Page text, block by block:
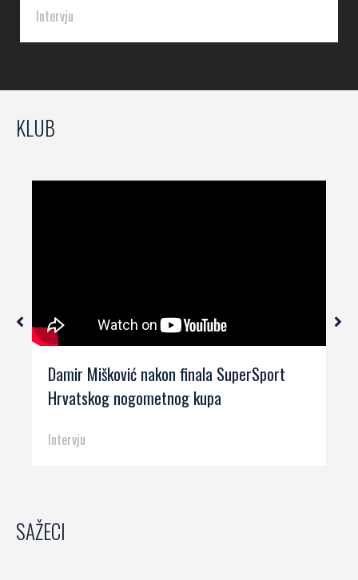
Intervju
KLUB
Damir Mišković nakon finala SuperSport
Hrvatskog nogometnog kupa
Intervju
SAŽECI